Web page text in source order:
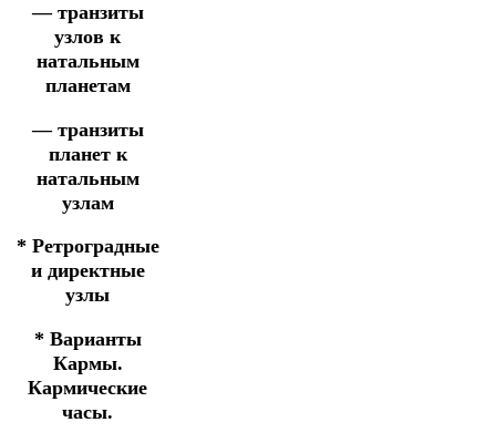
— транзиты
узлов к
натальным
планетам
— транзиты
планет к
натальным
узлам
* Ретроградные
и директные
узлы
* Варианты
Кармы.
Кармические
часы.